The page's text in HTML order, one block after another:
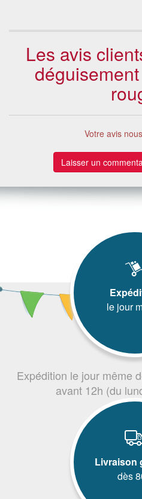
Les avis
Votre avis
Laisser un
le jour
Expédition le jour même
avant 12h (du
Livraison
dès